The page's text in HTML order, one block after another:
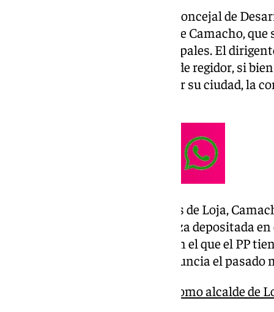
Joaquín Ordóñez, hasta ahora concejal de
ser su alcalde tras la renuncia de Camacho,
Granada, según fuentes municipales. El
miércoles su renuncia al cargo de regidor, si
«con el mismo compromiso» por su ciudad, la
En un comunicado a los vecinos de Loja,
agradecimiento» por la confianza depositada
años al frente del consistorio, en el que el PP
tomaba conocimiento de la renuncia el pasado
Joaquín Camacho dimite como alcalde de